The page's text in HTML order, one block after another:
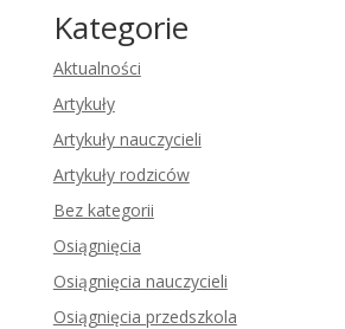
Kategorie
Aktualności
Artykuły
Artykuły nauczycieli
Artykuły rodziców
Bez kategorii
Osiągnięcia
Osiągnięcia nauczycieli
Osiągnięcia przedszkola